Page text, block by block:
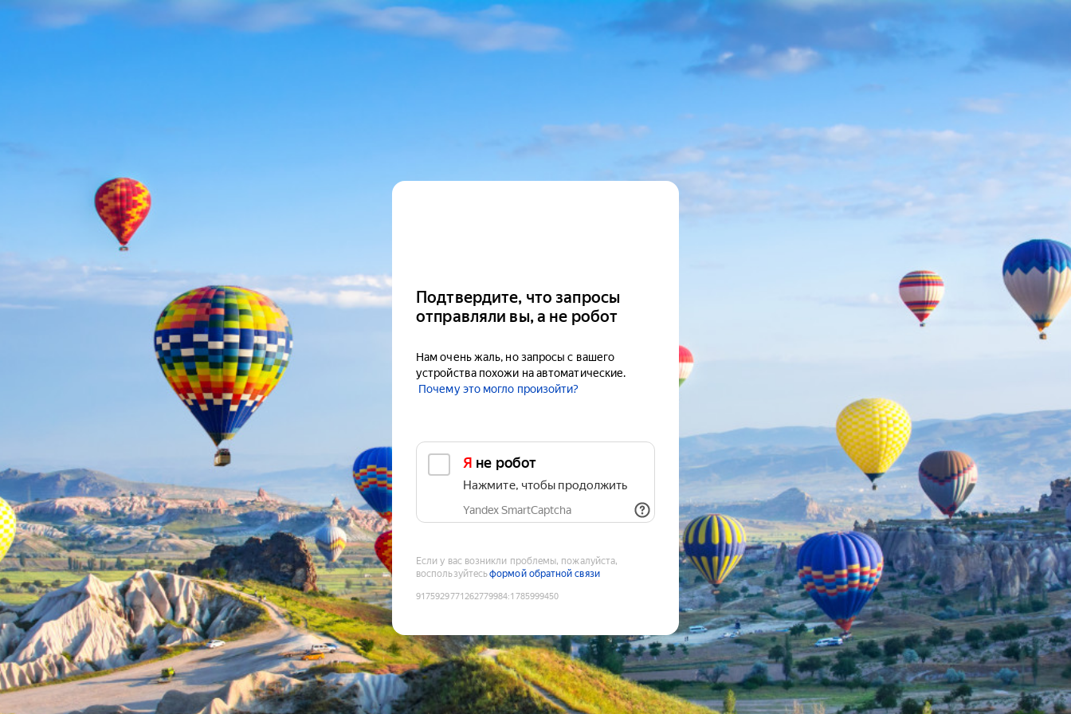
Подтвердите, что запросы
отправляли вы, а не робот
Нам очень жаль, но запросы с вашего
устройства похожи на автоматические.
Почему это могло произойти?
Я не робот
Нажмите, чтобы продолжить
Yandex SmartCaptcha
Если у вас возникли проблемы, пожалуйста,
воспользуйтесьформой обратной связи
9175929771262779984:1785999450